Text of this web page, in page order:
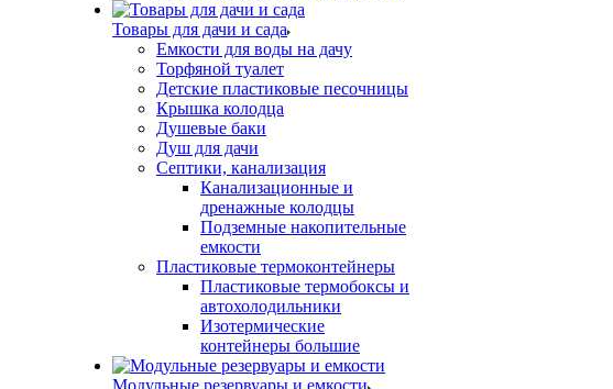
Товары для дачи и сада
Емкости для воды на дачу
Торфяной туалет
Детские пластиковые песочницы
Крышка колодца
Душевые баки
Душ для дачи
Септики, канализация
Канализационные и
дренажные колодцы
Подземные накопительные
емкости
Пластиковые термоконтейнеры
Пластиковые термобоксы и
автохолодильники
Изотермические
контейнеры большие
Модульные резервуары и емкости